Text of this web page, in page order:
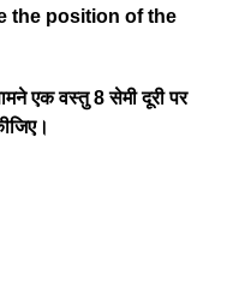
the position of the
एक वस्तु 8 सेमी दूरी पर